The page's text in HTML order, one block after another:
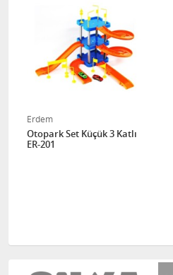
Erdem
Otopark Set Küçük 3 Katlı
ER-201